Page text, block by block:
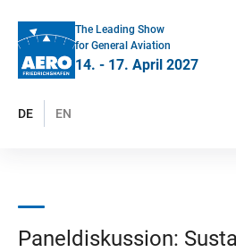
The Leading Show
for General Aviation
14. - 17. April 2027
DE EN
Paneldiskussion: